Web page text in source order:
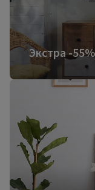
Экстра -
мебели